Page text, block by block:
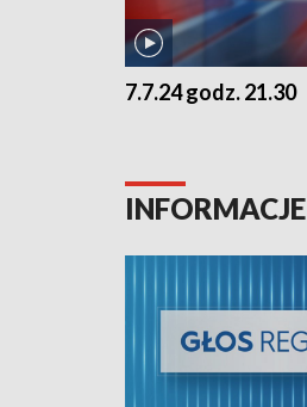
7.7.24 godz. 21.30
INFORMACJE